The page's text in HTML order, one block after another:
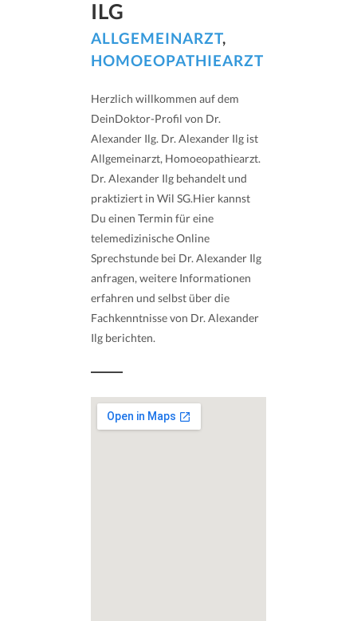
ILG
ALLGEMEINARZT,
HOMOEOPATHIEARZT
Herzlich willkommen auf dem
DeinDoktor-Profil von Dr.
Alexander Ilg. Dr. Alexander Ilg ist
Allgemeinarzt, Homoeopathiearzt.
Dr. Alexander Ilg behandelt und
praktiziert in Wil SG.Hier kannst
Du einen Termin für eine
telemedizinische Online
Sprechstunde bei Dr. Alexander Ilg
anfragen, weitere Informationen
erfahren und selbst über die
Fachkenntnisse von Dr. Alexander
Ilg berichten.